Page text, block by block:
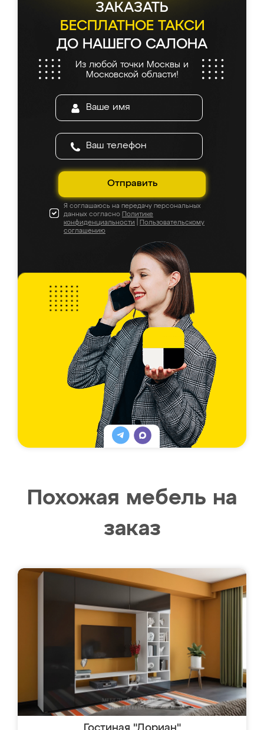
ЗАКАЗАТЬ
БЕСПЛАТНОЕ ТАКСИ
ДО НАШЕГО САЛОНА
Из любой точки Москвы и
Московской области!
Отправить
Я соглашаюсь на передачу персональных
данных согласно Политике
конфиденциальности
Пользовательскому
соглашению
Похожая мебель на
заказ